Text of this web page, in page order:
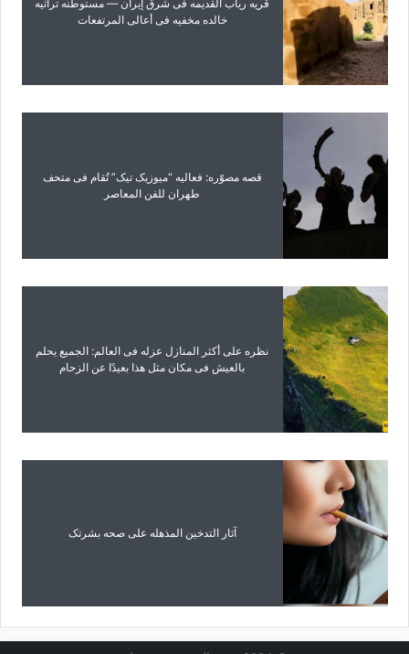
قریه ریاب القدیمه فی شرق إیران — مستوطنه تراثیه
خالده مخفیه فی أعالی المرتفعات
قصه مصوّره: فعالیه “میوزیک تیک” تُقام فی متحف
طهران للفن المعاصر
نظره على أکثر المنازل عزله فی العالم: الجمیع یحلم
بالعیش فی مکان مثل هذا بعیدًا عن الزحام
آثار التدخین المذهله على صحه بشرتک